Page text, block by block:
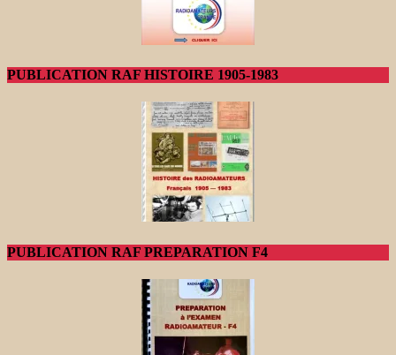
PUBLICATION RAF HISTOIRE 1905-1983
PUBLICATION RAF PREPARATION F4